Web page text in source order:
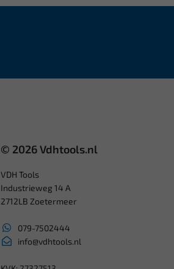
© 2026 Vdhtools.nl
VDH Tools
Industrieweg 14 A
2712LB Zoetermeer
079-7502444
info@vdhtools.nl